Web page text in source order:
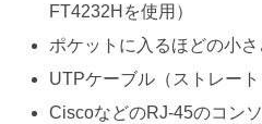
FT4232Hを使用）
ポケットに入るほどの小さ
UTPケーブル（ストレー
CiscoなどのRJ-45のコン